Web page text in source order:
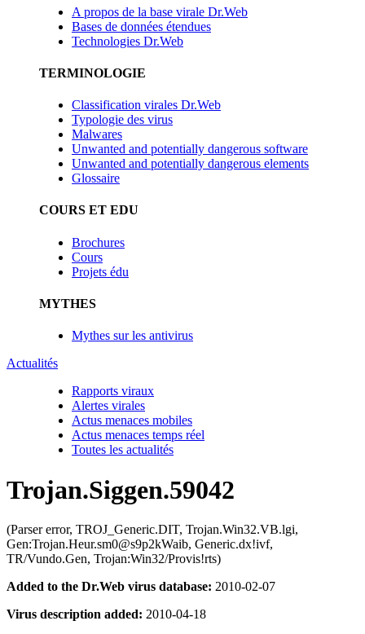
A propos de la base virale Dr.Web
Bases de données étendues
Technologies Dr.Web
TERMINOLOGIE
Classification virales Dr.Web
Typologie des virus
Malwares
Unwanted and potentially dangerous software
Unwanted and potentially dangerous elements
Glossaire
COURS ET EDU
Brochures
Cours
Projets édu
MYTHES
Mythes sur les antivirus
Actualités
Rapports viraux
Alertes virales
Actus menaces mobiles
Actus menaces temps réel
Toutes les actualités
Trojan.Siggen.59042
(Parser error, TROJ_Generic.DIT, Trojan.Win32.VB.lgi,
Gen:Trojan.Heur.sm0@s9p2kWaib, Generic.dx!ivf,
TR/Vundo.Gen, Trojan:Win32/Provis!rts)
Added to the Dr.Web virus database: 2010-02-07
Virus description added: 2010-04-18